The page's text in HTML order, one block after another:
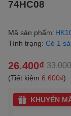
74HC08
Mã sản phẩm:
Tình trạng: Có 1
26.400₫
(Tiết kiệm 6.600₫)
KHUYẾN